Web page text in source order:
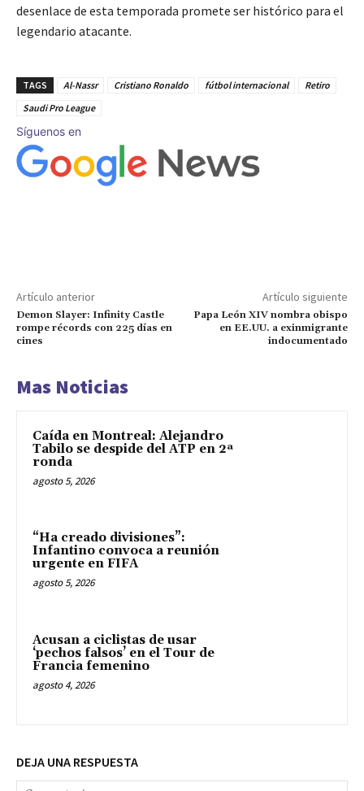
desenlace de esta temporada promete ser histórico para el
legendario atacante.
TAGS Al-Nassr Cristiano Ronaldo fútbol internacional
Retiro
Saudi Pro League
Síguenos en
Artículo anterior
Demon Slayer: Infinity Castle
rompe récords con 225 días en
cines
Artículo siguiente
Papa León XIV nombra obispo
en EE.UU. a exinmigrante
indocumentado
Mas Noticias
Caída en Montreal: Alejandro
Tabilo se despide del ATP en 2ª
ronda
agosto 5, 2026
“Ha creado divisiones”:
Infantino convoca a reunión
urgente en FIFA
agosto 5, 2026
Acusan a ciclistas de usar
‘pechos falsos’ en el Tour de
Francia femenino
agosto 4, 2026
DEJA UNA RESPUESTA